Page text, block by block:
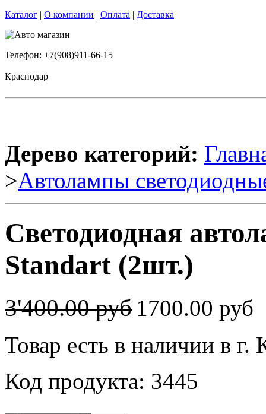
Каталог | О компании | Оплата | Доставка
Телефон: +7(908)911-66-15
Краснодар
Дерево категорий:
>Автолампы
Светодиодная
Standart (2шт.)
3'400.00 руб 1700.00 руб
Товар есть в наличии в г.
Код продукта: 3445